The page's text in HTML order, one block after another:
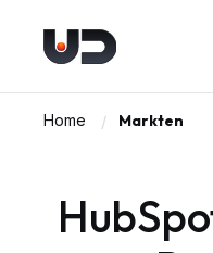
Home Markten